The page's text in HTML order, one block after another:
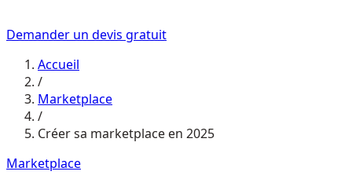
Demander un devis gratuit
Accueil
/
Marketplace
/
Créer sa marketplace en 2025
Marketplace